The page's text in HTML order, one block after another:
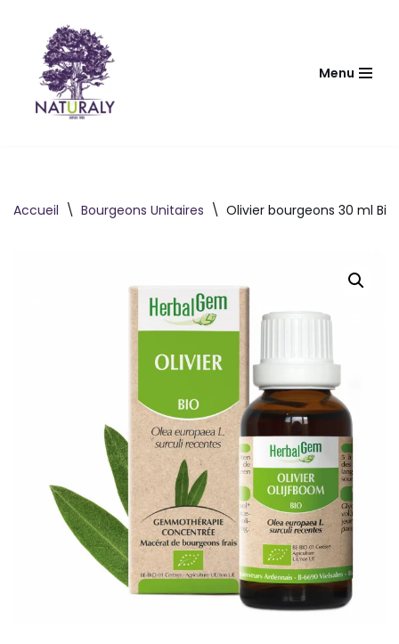
contenu
Menu
Accueil \ Bourgeons Unitaires \ Olivier bourgeons 30 ml Bio